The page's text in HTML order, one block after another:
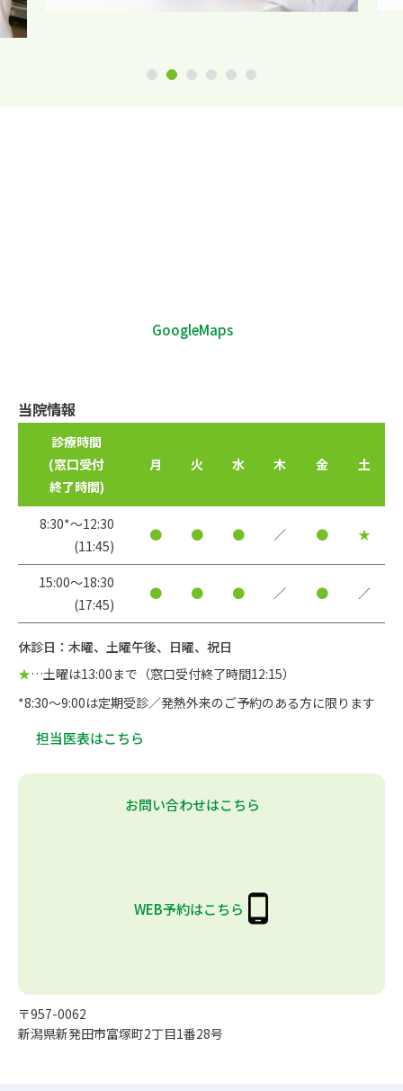
1 2 3 4 5 6
GoogleMaps
当院情報
診療時間
(窓口受付
終了時間)
月 火 水 木 金 土
8:30*〜12:30
(11:45)
● ● ● ／ ● ★
15:00〜18:30
(17:45)
● ● ● ／ ● ／
休診日：木曜、土曜午後、日曜、祝日
★…土曜は13:00まで（窓口受付終了時間12:15）
*8:30～9:00は定期受診／発熱外来のご予約のある方に限ります
担当医表はこちら
お問い合わせはこちら
WEB予約はこちら
〒957-0062
新潟県新発田市富塚町2丁目1番28号